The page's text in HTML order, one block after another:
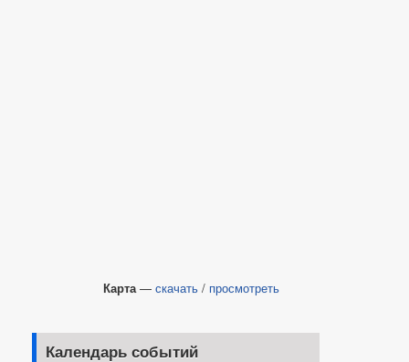
Карта— скачать / просмотреть
Календарь событий